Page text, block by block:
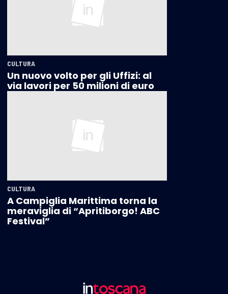
CULTURA
Un nuovo volto per gli Uffizi: al
via lavori per 50 milioni di euro
CULTURA
A Campiglia Marittima torna la
meraviglia di “Apritiborgo! ABC
Festival”